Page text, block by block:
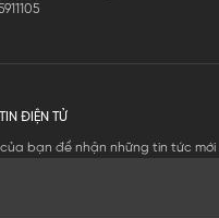
ĐIỆN TỬ
bạn để nhận những tin tức